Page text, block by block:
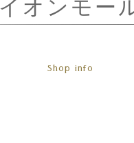
イオンモー
Shop info